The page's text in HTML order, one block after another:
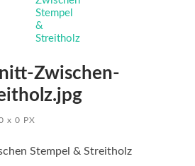
Zwischen-
x 0 PX
Stempel & Streitholz